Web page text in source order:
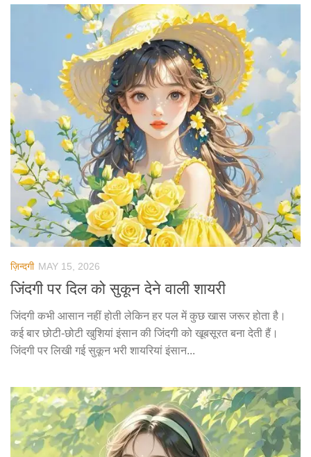
ज़िन्दगी MAY 15, 2026
जिंदगी पर दिल को सुकून देने वाली शायरी
जिंदगी कभी आसान नहीं होती लेकिन हर पल में कुछ खास जरूर होता है।
कई बार छोटी-छोटी खुशियां इंसान की जिंदगी को खूबसूरत बना देती हैं।
जिंदगी पर लिखी गई सुकून भरी शायरियां इंसान...